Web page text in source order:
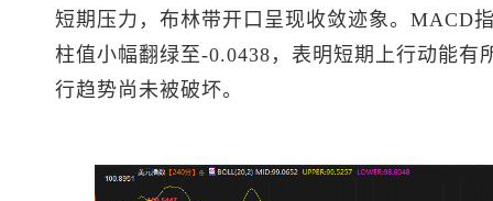
短期压力，布林带开口呈现收敛迹象。MACD
柱值小幅翻绿至-0.0438，表明短期上行动能有
行趋势尚未被破坏。